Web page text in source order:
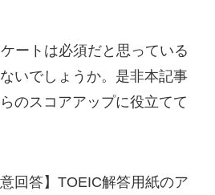
ートは必須だと思っている
いでしょうか。是非本記事
のスコアアップに役立てて
回答】TOEIC解答用紙のア